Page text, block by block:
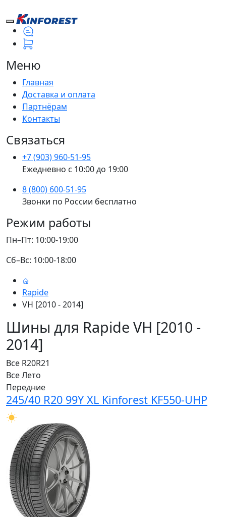
Меню
Главная
Доставка и оплата
Партнёрам
Контакты
Связаться
+7 (903) 960-51-95
Ежедневно с 10:00 до 19:00
8 (800) 600-51-95
Звонки по России бесплатно
Режим работы
Пн–Пт: 10:00-19:00
Сб–Вс: 10:00-18:00
Rapide
VH [2010 - 2014]
Шины для Rapide VH [2010 -
2014]
Все R20R21
ВсеЛето
Передние
245/40 R20 99Y XL Kinforest KF550-UHP